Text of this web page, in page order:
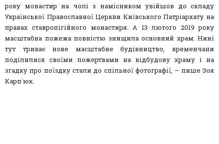
року монастир на чолі з намісником увійшов до складу
Української Православної Церкви Київського Патріархату на
правах ставропігійного монастиря. А 13 лютого 2019 року
масштабна пожежа повністю знищила основний храм. Нині
тут триває нове масштабне будівництво, кременчани
поділилися своїми пожертвами на відбудову храму і на
згадку про поїздку стали до спільної фотографії, – пише Зоя
Карп`юк.